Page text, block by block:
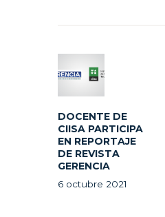
de
entradas
post:
DOCENTE DE
CIISA PARTICIPA
EN REPORTAJE
DE REVISTA
GERENCIA
6 octubre 2021